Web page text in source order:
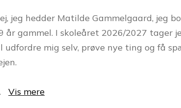
jeg hedder Matilde Gammelgaard, jeg
år gammel. I skoleåret 2026/2027 tager
udfordre mig selv, prøve nye ting og få
Vis mere